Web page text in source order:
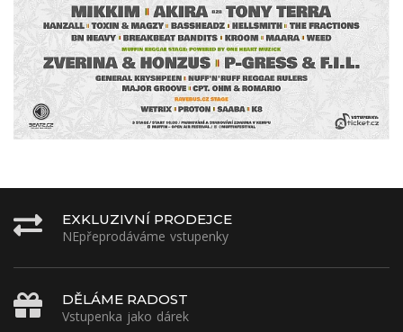
EXKLUZIVNÍ PRODEJCE
NEpřeprodáváme vstupenky
DĚLÁME RADOST
Vstupenka jako dárek